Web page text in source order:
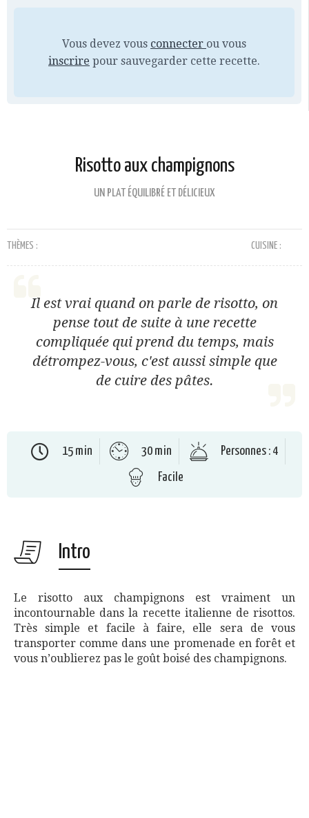
Vous devez vous connecter ou vous
inscrire pour sauvegarder cette recette.
Risotto aux champignons
UN PLAT ÉQUILIBRÉ ET DÉLICIEUX
THÈMES : CUISINE :
Il est vrai quand on parle de risotto, on
pense tout de suite à une recette
compliquée qui prend du temps, mais
détrompez-vous, c'est aussi simple que
de cuire des pâtes.
15 min 30 min
Personnes : 4
Facile
Intro
Le risotto aux champignons est vraiment un
incontournable dans la recette italienne de risottos.
Très simple et facile à faire, elle sera de vous
transporter comme dans une promenade en forêt et
vous n’oublierez pas le goût boisé des champignons.